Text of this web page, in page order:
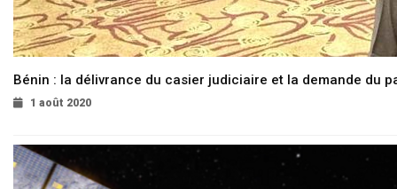
Bénin : la délivrance du casier judiciaire et la demande du
1 août 2020